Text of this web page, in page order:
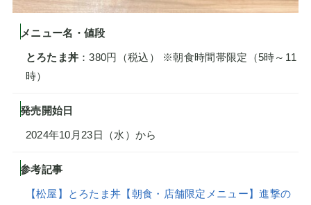
メニュー名・値段
とろたま丼 ：380円（税込） ※朝食時間帯限定（5時～11
時）
発売開始日
2024年10月23日（水）から
参考記事
【松屋】とろたま丼【朝食・店舗限定メニュー】進撃の